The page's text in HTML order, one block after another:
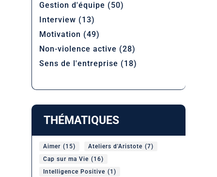
Gestion d'équipe (50)
Interview (13)
Motivation (49)
Non-violence active (28)
Sens de l'entreprise (18)
THÉMATIQUES
Aimer (15) Ateliers d'Aristote (7)
Cap sur ma Vie (16)
Intelligence Positive (1)